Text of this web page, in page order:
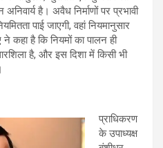
है। अवैध निर्माणों पर प्रभावी
पाई जाएगी, वहां नियमानुसार
कहा है कि नियमों का पालन ही
है, और इस दिशा में किसी भी
प्राधिकरण
के उपाध्यक्ष